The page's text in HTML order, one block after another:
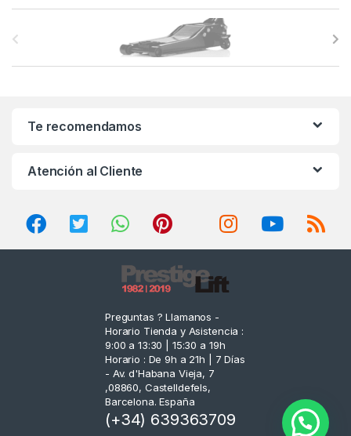
a
Te recomendamos
Atención al Cliente
Preguntas ? Llamanos -
Horario Tienda y Asistencia :
9:00 a 13:30 | 15:30 a 19h
Horario : De 9h a 21h | 7 Días
- Av. d'Habana Vieja, 7
,08860, Castelldefels,
Barcelona. España
(+34) 639363709